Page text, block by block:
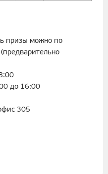
призы можно по
до 16:00
305